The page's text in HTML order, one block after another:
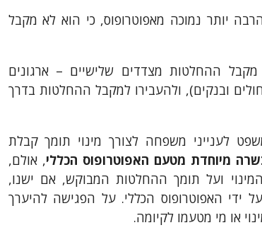
יותר נמוכה מאפוטרופוס, כי הוא לא מקבל
ההחלטות מצדדים שלישיים – ארגונים
חולים ובנקים), ולהעבירו למקבל ההחלטות בדרך
לענייני משפחה לצורך מינוי תומך קבלת
מיוחדת מטעם האפוטרופוס הכללי, אולם,
ועל תומך ההחלטות המבוקש, אם ישנו,
האפוטרופוס הכללי. על הפגישה להיערך